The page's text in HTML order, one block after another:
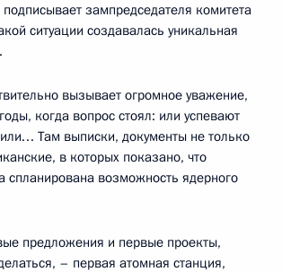
зампредседателя комитета
ситуации создавалась уникальная
вызывает огромное уважение,
когда вопрос стоял: или успевают
Там выписки, документы не только
в которых показано, что
спланирована возможность ядерного
предложения и первые проекты,
– первая атомная станция,